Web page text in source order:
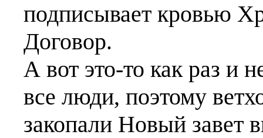
подписывает кровью
Договор.
А вот это-то как раз и
все люди, поэтому
закопали Новый завет